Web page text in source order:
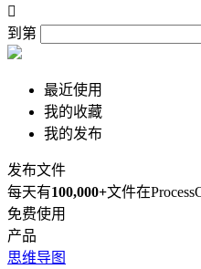

到第
最近使用
我的收藏
我的发布
发布文件
每天有100,000+文件在
免费使用
产品
思维导图